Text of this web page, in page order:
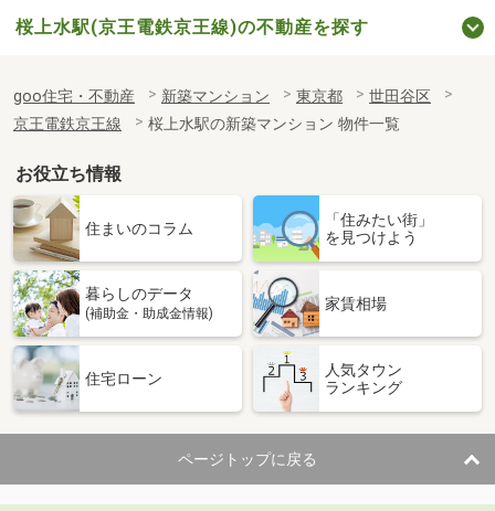
桜上水駅(京王電鉄京王線)の不動産を探す
goo住宅・不動産 新築マンション 東京都
世田谷区
京王電鉄京王線
桜上水駅の新築マンション 物件一覧
お役立ち情報
住まいのコラム
「住みたい街」
を見つけよう
暮らしのデータ
(補助金・助成金情報)
家賃相場
住宅ローン
人気タウン
ランキング
ページトップに戻る